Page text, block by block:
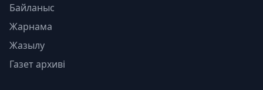
Байланыс
Жарнама
Жазылу
Газет архиві